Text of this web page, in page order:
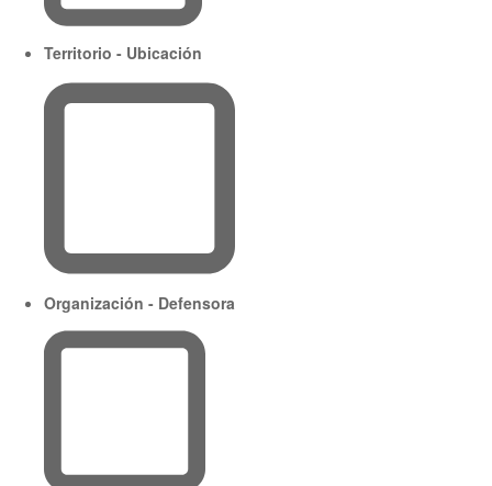
Territorio - Ubicación
Organización - Defensora